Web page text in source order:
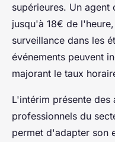
supérieures. Un
jusqu'à 18€ de
surveillance dans les
événements peuvent
majorant le taux
L'intérim présente des
professionnels du
permet d'adapter son